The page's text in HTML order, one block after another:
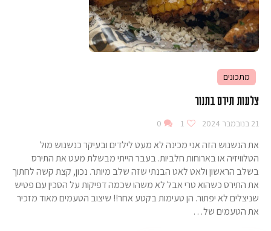
מתכונים
צלעות תירס בתנור
21 בנובמבר 2024 1
0
את הנשנוש הזה אני מכינה לא מעט לילדים ובעיקר כנשנוש מול
הטלוויזיה או בארוחות חלביות. בעבר הייתי מבשלת מעט את התירס
בשלב הראשון ולאט לאט הבנתי שזה שלב מיותר. נכון, קצת קשה לחתוך
את התירס כשהוא טרי אבל לא משהו שכמה דפיקות על הסכין עם פטיש
שניצלים לא יפתור. הן טעימות בקטע אחר!! שיצוב הטעמים מאוד מזכיר
את הטעמים של…